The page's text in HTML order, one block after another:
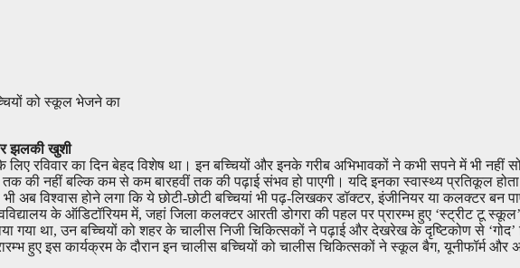
को स्कूल भेजने का
झलकी खुशी
लिए रविवार का दिन बेहद विशेष था। इन बच्चियों और इनके गरीब अभिभावकों ने कभी सपने में भी
की नहीं बल्कि कम से कम बारहवीं तक की पढ़ाई संभव हो पाएगी। यदि इनका स्वास्थ्य प्रतिकूल
अब विश्वास होने लगा कि ये छोटी-छोटी बच्चियां भी पढ़-लिखकर डॉक्टर, इंजीनियर या कलक्टर बन
के ऑडिटॉरियम में, जहां जिला कलक्टर आरती डोगरा की पहल पर प्रारम्भ हुए ‘स्ट्रीट टू
गया था, उन बच्चियों को शहर के चालीस निजी चिकित्सकों ने पढ़ाई और देखरेख के दृष्टिकोण से
हुए इस कार्यक्रम के दौरान इन चालीस बच्चियों को चालीस चिकित्सकों ने स्कूल बैग, यूनीफॉर्म